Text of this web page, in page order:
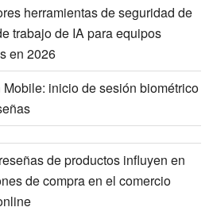
herramientas de seguridad de
trabajo de IA para equipos
en 2026
inicio de sesión biométrico
de productos influyen en
de compra en el comercio